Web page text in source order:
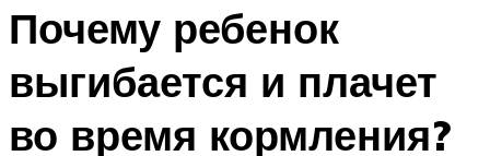
Почему ребенок
выгибается и плачет
во время кормления?